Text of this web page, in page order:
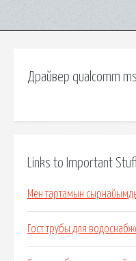
Драйвер qualcomm
Links to Important
Мен тартамын
Гост трубы для